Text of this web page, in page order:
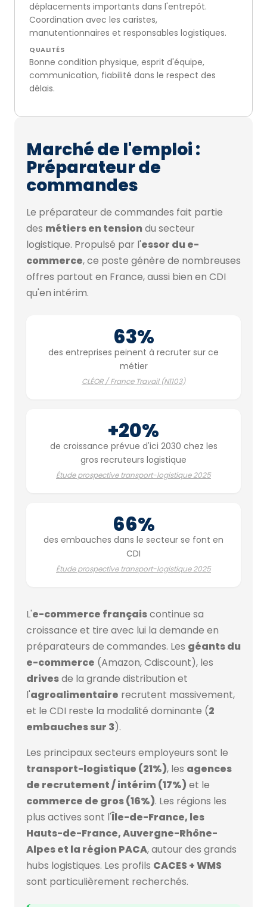
déplacements importants dans l'entrepôt.
Coordination avec les caristes,
manutentionnaires et responsables logistiques.
QUALITÉS
Bonne condition physique, esprit d'équipe,
communication, fiabilité dans le respect des
délais.
Marché de l'emploi :
Préparateur de
commandes
Le préparateur de commandes fait partie
des métiers en tensiondu secteur
logistique. Propulsé par l'essor du e-
commerce, ce poste génère de nombreuses
offres partout en France, aussi bien en CDI
qu'en intérim.
63%
des entreprises peinent à recruter sur ce
métier
CLÉOR / France Travail (N1103)
+20%
de croissance prévue d'ici 2030 chez les
gros recruteurs logistique
Étude prospective transport-logistique 2025
66%
des embauches dans le secteur se font en
CDI
Étude prospective transport-logistique 2025
L'e-commerce françaiscontinue sa
croissance et tire avec lui la demande en
préparateurs de commandes. Les géants du
e-commerce (Amazon, Cdiscount), les
drivesde la grande distribution et
l'agroalimentaire recrutent massivement,
et le CDI reste la modalité dominante (2
embauches sur 3).
Les principaux secteurs employeurs sont le
transport-logistique (21%), les agences
de recrutement / intérim (17%) et le
commerce de gros (16%). Les régions les
plus actives sont l'Île-de-France, les
Hauts-de-France, Auvergne-Rhône-
Alpes et la région PACA, autour des grands
hubs logistiques. Les profils CACES + WMS
sont particulièrement recherchés.